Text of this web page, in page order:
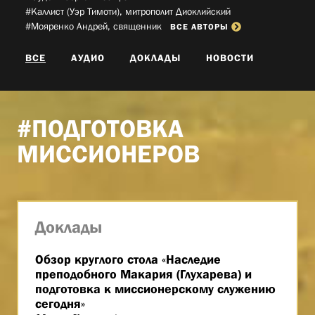
#Каллист (Уэр Тимоти), митрополит Диоклийский­
#Мояренко Андрей, священник­
ВСЕ АВТОРЫ
ВСЕ АУДИО ДОКЛАДЫ НОВОСТИ
#ПОДГОТОВКА
МИССИОНЕРОВ
Доклады
Обзор круглого стола «Наследие
преподобного Макария (Глухарева) и
подготовка к миссионерскому служению
сегодня»